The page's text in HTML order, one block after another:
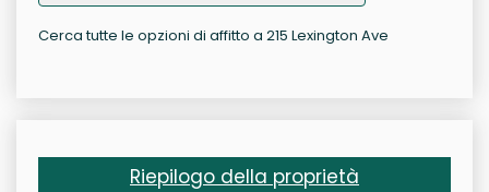
Cerca tutte le opzioni di affitto a 215 Lexington Ave
Riepilogo della proprietà